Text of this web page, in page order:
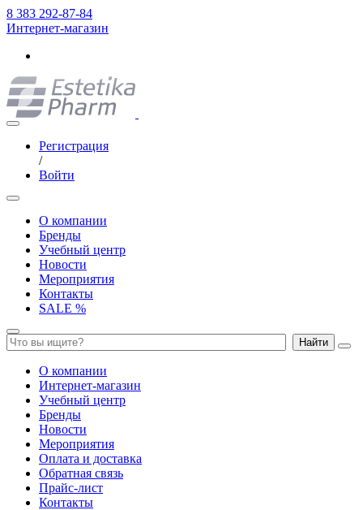
8 383 292-87-84
Интернет-магазин
Регистрация
/
Войти
О компании
Бренды
Учебный центр
Новости
Мероприятия
Контакты
SALE %
Найти
О компании
Интернет-магазин
Учебный центр
Бренды
Новости
Мероприятия
Оплата и доставка
Обратная связь
Прайс-лист
Контакты